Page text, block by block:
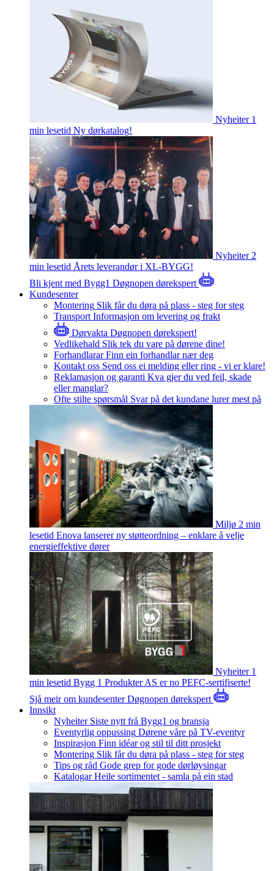
Nyheiter 1
min lesetid Ny dørkatalog!
Nyheiter 2
min lesetid Årets leverandør i XL-BYGG!
Bli kjent med Bygg1 Døgnopen dørekspert
Kundesenter
Montering Slik får du døra på plass - steg for steg
Transport Informasjon om levering og frakt
Dørvakta Døgnopen dørekspert!
Vedlikehald Slik tek du vare på dørene dine!
Forhandlarar Finn ein forhandlar nær deg
Kontakt oss Send oss ei melding eller ring - vi er klare!
Reklamasjon og garanti Kva gjer du ved feil, skade
eller manglar?
Ofte stilte spørsmål Svar på det kundane lurer mest på
Miljø 2 min
lesetid Enova lanserer ny støtteordning – enklare å velje
energieffektive dører
Nyheiter 1
min lesetid Bygg 1 Produkter AS er no PEFC-sertifiserte!
Sjå meir om kundesenterDøgnopen dørekspert
Innsikt
Nyheiter Siste nytt frå Bygg1 og bransja
Eventyrlig oppussing Dørene våre på TV-eventyr
Inspirasjon Finn idéar og stil til ditt prosjekt
Montering Slik får du døra på plass - steg for steg
Tips og råd Gode grep for gode dørløysingar
Katalogar Heile sortimentet - samla på ein stad